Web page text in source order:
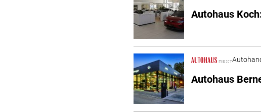
Autohaus
Autohaus